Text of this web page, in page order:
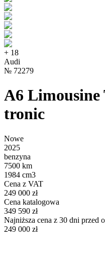
+ 18
Audi
№ 72279
A6 Limousine
tronic
Nowe
2025
benzyna
7500 km
1984 cm3
Cena z VAT
249 000 zł
Cena katalogowa
349 590 zł
Najniższa cena z 30 dni przed
249 000 zł